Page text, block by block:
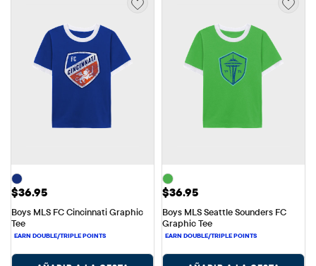
Precio: $36.95
$36.95
Boys MLS FC Cincinnati Graphic
Tee
Precio: $36.95
$36.95
Boys MLS Seattle Sounders FC
Graphic Tee